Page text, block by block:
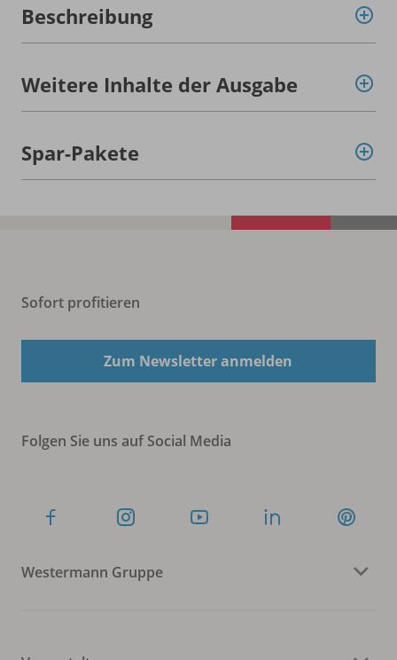
Beschreibung
Weitere Inhalte der Ausgabe
Spar-Pakete
Sofort profitieren
Zum Newsletter anmelden
Folgen Sie uns auf Social Media
Westermann Gruppe